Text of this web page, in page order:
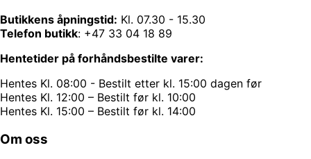
Butikkens åpningstid: Kl. 07.30 - 15.30
Telefon butikk: +47 33 04 18 89
Hentetider på forhåndsbestilte varer:
Hentes Kl. 08:00 - Bestilt etter kl. 15:00 dagen før
Hentes Kl. 12:00 – Bestilt før kl. 10:00
Hentes Kl. 15:00 – Bestilt før kl. 14:00
Om oss